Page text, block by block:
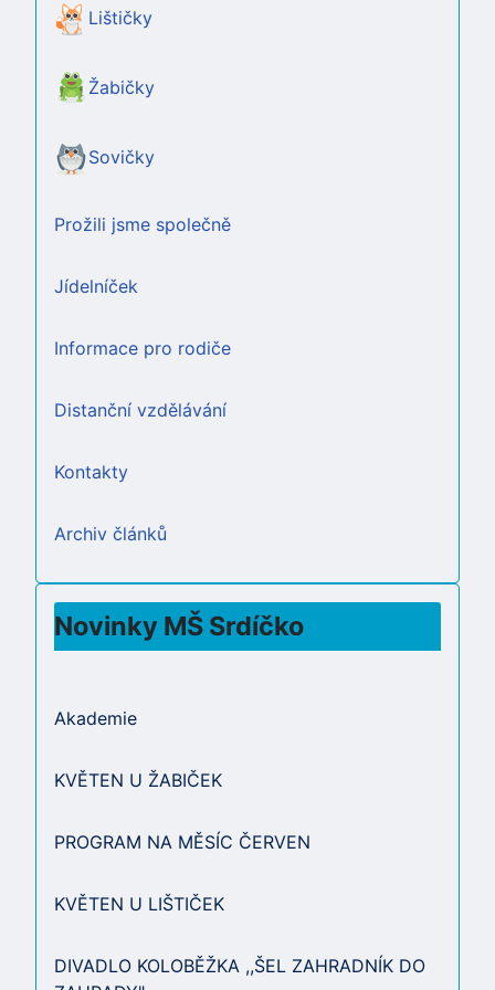
Lištičky
Žabičky
Sovičky
Prožili jsme společně
Jídelníček
Informace pro rodiče
Distanční vzdělávání
Kontakty
Archiv článků
Novinky MŠ Srdíčko
Akademie
KVĚTEN U ŽABIČEK
PROGRAM NA MĚSÍC ČERVEN
KVĚTEN U LIŠTIČEK
DIVADLO KOLOBĚŽKA ,,ŠEL ZAHRADNÍK DO